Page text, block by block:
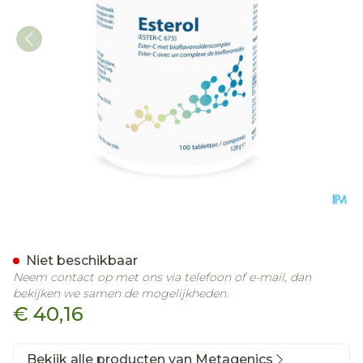
€ 40,16
Niet beschikbaar
Neem contact op met ons via telefoon of e-mail, dan
bekijken we samen de mogelijkheden.
Bekijk alle producten van Metagenics